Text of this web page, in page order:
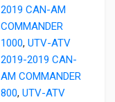
2019 CAN-AM
COMMANDER
1000, UTV-ATV
2019-2019 CAN-
AM COMMANDER
800, UTV-ATV